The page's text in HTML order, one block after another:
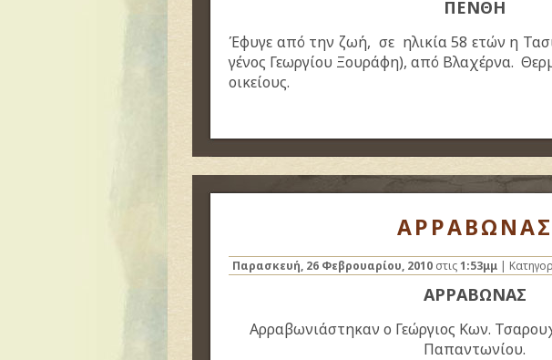
ΠΕΝΘΗ
Έφυγε από την ζωή, σε ηλικία 58 ετών η
γένος Γεωργίου Ξουράφη), από Βλαχέρνα.
οικείους.
ΑΡΡΑΒΩΝΑΣ
Παρασκευή, 26 Φεβρουαρίου, 2010 στις1:53μμ |
ΑΡΡΑΒΩΝΑΣ
Αρραβωνιάστηκαν ο Γεώργιος Κων.
Παπαντωνίου.